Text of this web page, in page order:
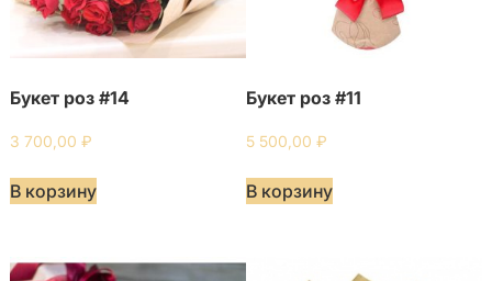
Букет роз #14
3 700,00 ₽
В корзину
Букет роз #11
5 500,00 ₽
В корзину